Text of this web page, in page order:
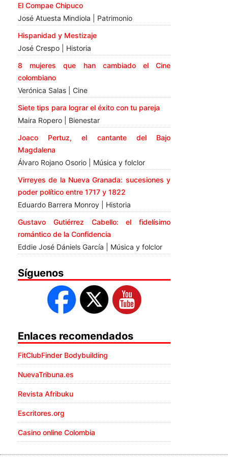
El Compae Chipuco
José Atuesta Mindiola | Patrimonio
Hispanidad y Mestizaje
José Crespo | Historia
8 mujeres que han cambiado el Cine
colombiano
Verónica Salas | Cine
Siete tips para lograr el éxito con tu pareja
Maira Ropero | Bienestar
Joaco Pertuz, el cantante del Bajo
Magdalena
Álvaro Rojano Osorio | Música y folclor
Virreyes de la Nueva Granada: sucesiones y
poder político entre 1717 y 1822
Eduardo Barrera Monroy | Historia
Gustavo Gutiérrez Cabello: el fidelísimo
romántico de la Confidencia
Eddie José Dániels García | Música y folclor
Síguenos
Enlaces recomendados
FitClubFinder Bodybuilding
NuevaTribuna.es
Revista Afribuku
Escritores.org
Casino online Colombia